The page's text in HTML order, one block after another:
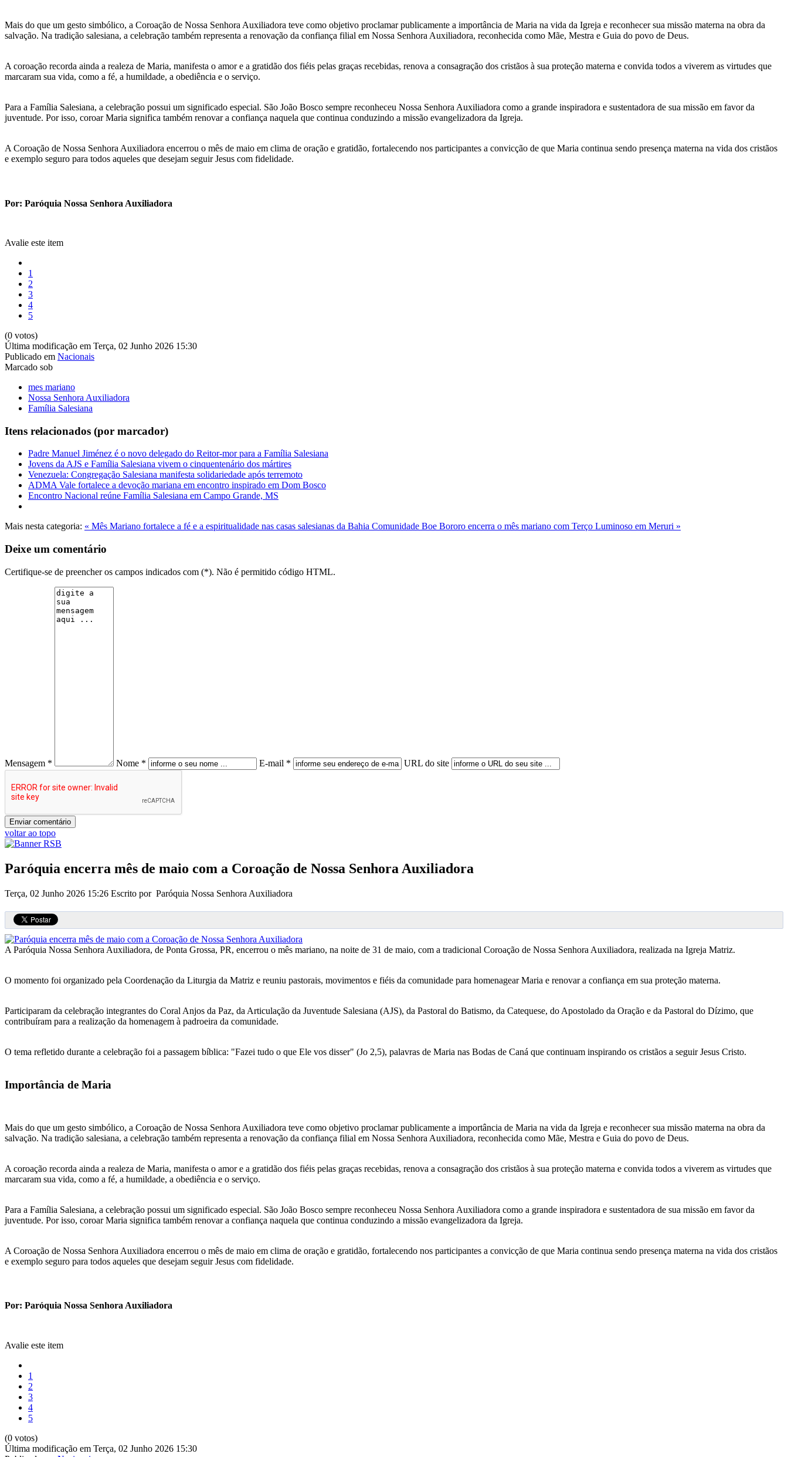
Mais do que um gesto simbólico, a Coroação de Nossa Senhora Auxiliadora teve como objetivo proclamar publicamente a importância de Maria na vida da Igreja e reconhecer sua missão materna na obra da
salvação. Na tradição salesiana, a celebração também representa a renovação da confiança filial em Nossa Senhora Auxiliadora, reconhecida como Mãe, Mestra e Guia do povo de Deus.
A coroação recorda ainda a realeza de Maria, manifesta o amor e a gratidão dos fiéis pelas graças recebidas, renova a consagração dos cristãos à sua proteção materna e convida todos a viverem as virtudes que
marcaram sua vida, como a fé, a humildade, a obediência e o serviço.
Para a Família Salesiana, a celebração possui um significado especial. São João Bosco sempre reconheceu Nossa Senhora Auxiliadora como a grande inspiradora e sustentadora de sua missão em favor da
juventude. Por isso, coroar Maria significa também renovar a confiança naquela que continua conduzindo a missão evangelizadora da Igreja.
A Coroação de Nossa Senhora Auxiliadora encerrou o mês de maio em clima de oração e gratidão, fortalecendo nos participantes a convicção de que Maria continua sendo presença materna na vida dos cristãos
e exemplo seguro para todos aqueles que desejam seguir Jesus com fidelidade.
Por: Paróquia Nossa Senhora Auxiliadora
Avalie este item
1
2
3
4
5
(0 votos)
Última modificação em Terça, 02 Junho 2026 15:30
Publicado em Nacionais
Marcado sob
mes mariano
Nossa Senhora Auxiliadora
Família Salesiana
Itens relacionados (por marcador)
Padre Manuel Jiménez é o novo delegado do Reitor-mor para a Família Salesiana
Jovens da AJS e Família Salesiana vivem o cinquentenário dos mártires
Venezuela: Congregação Salesiana manifesta solidariedade após terremoto
ADMA Vale fortalece a devoção mariana em encontro inspirado em Dom Bosco
Encontro Nacional reúne Família Salesiana em Campo Grande, MS
Mais nesta categoria: « Mês Mariano fortalece a fé e a espiritualidade nas casas salesianas da Bahia Comunidade Boe Bororo encerra o mês mariano com Terço Luminoso em Meruri »
Deixe um comentário
Certifique-se de preencher os campos indicados com (*). Não é permitido código HTML.
Mensagem * Nome * E-mail * URL do site
voltar ao topo
Paróquia encerra mês de maio com a Coroação de Nossa Senhora Auxiliadora
Terça, 02 Junho 2026 15:26 Escrito por Paróquia Nossa Senhora Auxiliadora
A Paróquia Nossa Senhora Auxiliadora, de Ponta Grossa, PR, encerrou o mês mariano, na noite de 31 de maio, com a tradicional Coroação de Nossa Senhora Auxiliadora, realizada na Igreja Matriz.
O momento foi organizado pela Coordenação da Liturgia da Matriz e reuniu pastorais, movimentos e fiéis da comunidade para homenagear Maria e renovar a confiança em sua proteção materna.
Participaram da celebração integrantes do Coral Anjos da Paz, da Articulação da Juventude Salesiana (AJS), da Pastoral do Batismo, da Catequese, do Apostolado da Oração e da Pastoral do Dízimo, que
contribuíram para a realização da homenagem à padroeira da comunidade.
O tema refletido durante a celebração foi a passagem bíblica: "Fazei tudo o que Ele vos disser" (Jo 2,5), palavras de Maria nas Bodas de Caná que continuam inspirando os cristãos a seguir Jesus Cristo.
Importância de Maria
Mais do que um gesto simbólico, a Coroação de Nossa Senhora Auxiliadora teve como objetivo proclamar publicamente a importância de Maria na vida da Igreja e reconhecer sua missão materna na obra da
salvação. Na tradição salesiana, a celebração também representa a renovação da confiança filial em Nossa Senhora Auxiliadora, reconhecida como Mãe, Mestra e Guia do povo de Deus.
A coroação recorda ainda a realeza de Maria, manifesta o amor e a gratidão dos fiéis pelas graças recebidas, renova a consagração dos cristãos à sua proteção materna e convida todos a viverem as virtudes que
marcaram sua vida, como a fé, a humildade, a obediência e o serviço.
Para a Família Salesiana, a celebração possui um significado especial. São João Bosco sempre reconheceu Nossa Senhora Auxiliadora como a grande inspiradora e sustentadora de sua missão em favor da
juventude. Por isso, coroar Maria significa também renovar a confiança naquela que continua conduzindo a missão evangelizadora da Igreja.
A Coroação de Nossa Senhora Auxiliadora encerrou o mês de maio em clima de oração e gratidão, fortalecendo nos participantes a convicção de que Maria continua sendo presença materna na vida dos cristãos
e exemplo seguro para todos aqueles que desejam seguir Jesus com fidelidade.
Por: Paróquia Nossa Senhora Auxiliadora
Avalie este item
1
2
3
4
5
(0 votos)
Última modificação em Terça, 02 Junho 2026 15:30